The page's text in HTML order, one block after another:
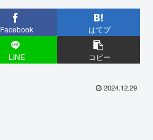
Facebook はてブ
LINE コピー
2024.12.29